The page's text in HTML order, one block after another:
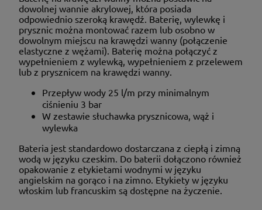
dowolnej wannie akrylowej, która posiada
odpowiednio szeroką krawędź. Baterię, wylewkę i
prysznic można montować razem lub osobno w
dowolnym miejscu na krawędzi wanny (połączenie
elastyczne z wężami). Baterię można połączyć z
wypełnieniem z wylewką, wypełnieniem z przelewem
lub z prysznicem na krawędzi wanny.
Przepływ wody 25 l/m przy minimalnym
ciśnieniu 3 bar
W zestawie słuchawka prysznicowa, wąż i
wylewka
Bateria jest standardowo dostarczana z ciepłą i zimną
wodą w języku czeskim. Do baterii dołączono również
opakowanie z etykietami wodnymi w języku
angielskim na gorąco i na zimno. Etykiety w języku
włoskim lub francuskim są dostępne na życzenie.